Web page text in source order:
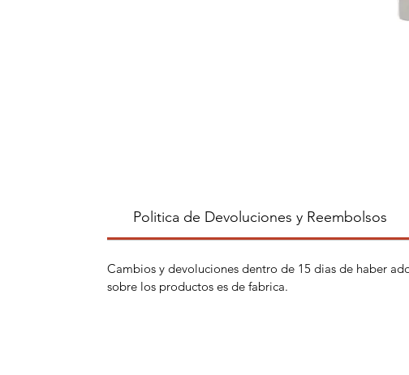
Politica de Devoluciones y Reembolsos
Cambios y devoluciones dentro de 15 dias de haber
sobre los productos es de fabrica.